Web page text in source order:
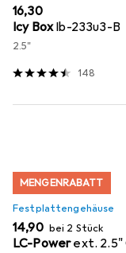
EUR
16,30
Icy BoxIb-233u3-B
2.5"
148
MENGENRABATT
Festplattengehäuse
EUR
14,90 bei 2 Stück
LC-Powerext. 2.5"